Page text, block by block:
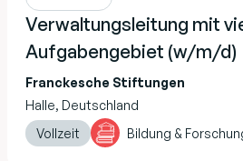
Verwaltungsleitung mit
Aufgabengebiet (w/m/d)
Franckesche Stiftungen
Halle, Deutschland
Vollzeit
Bildung &